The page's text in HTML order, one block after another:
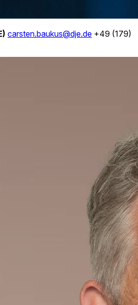
carsten.baukus@dje.de +49 (179)